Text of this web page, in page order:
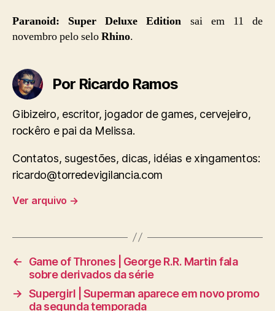
Paranoid: Super Deluxe Edition sai em 11 de
novembro pelo seloRhino.
Por Ricardo Ramos
Gibizeiro, escritor, jogador de games, cervejeiro,
rockêro e pai da Melissa.
Contatos, sugestões, dicas, idéias e xingamentos:
ricardo@torredevigilancia.com
Ver arquivo →
←
Game of Thrones | George R.R. Martin fala
sobre derivados da série
→ Supergirl | Superman aparece em novo promo
da segunda temporada